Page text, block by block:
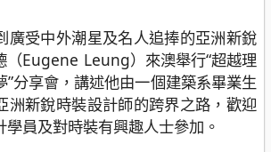
廣受中外潮星及名人追捧的亞洲新銳
（Eugene Leung）來澳舉行“超越理
”分享會，講述他由一個建築系畢業生
洲新銳時裝設計師的跨界之路，歡迎
員及對時裝有興趣人士參加。